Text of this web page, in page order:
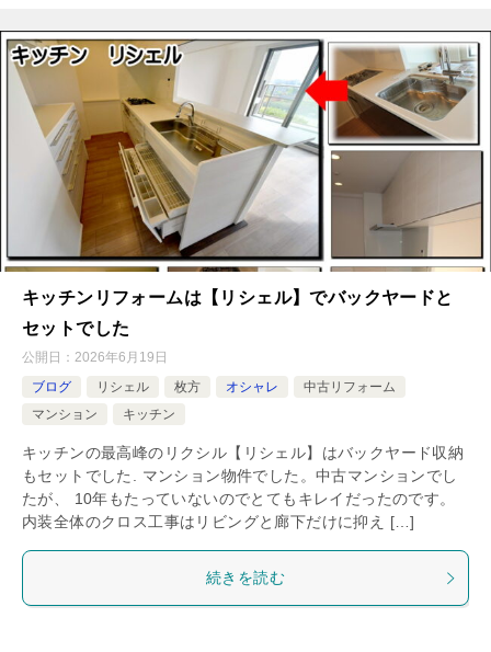
キッチンリフォームは【リシェル】でバックヤードと
セットでした
公開日： 2026年6月19日
ブログ
リシェル 枚方 オシャレ
中古リフォーム
マンション
キッチン
キッチンの最高峰のリクシル【リシェル】はバックヤード収納
もセットでした. マンション物件でした。中古マンションでし
たが、 10年もたっていないのでとてもキレイだったのです。
内装全体のクロス工事はリビングと廊下だけに抑え […]
続きを読む